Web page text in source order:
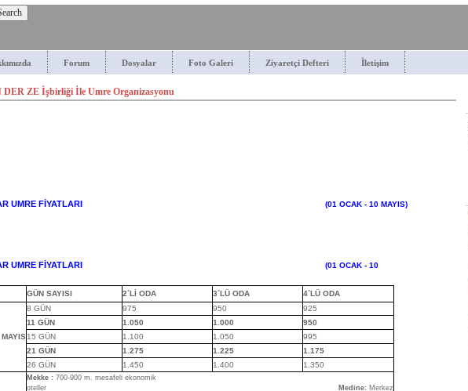
Forum Dosyalar Foto Galeri Ziyaretçi Defteri İletişim
DER ZE İşbirliği İle Umre Organizasyonu
UMRE FİYATLARI (01 OCAK - 10 MAYIS)
UMRE FİYATLARI
(01 OCAK - 10
GÜN SAYISI 2´Lİ ODA 3´LÜ ODA 4´LÜ ODA
MAYIS
8 GÜN 975 950
925
11 GÜN
1.050 1.000
950
15 GÜN
1.100 1.050
995
21 GÜN
1.275 1.225
1.175
26 GÜN
1.450 1.400 1.350
Mekke : 700-900 m. mesafeli ekonomik
oteller
Medine: Merkez